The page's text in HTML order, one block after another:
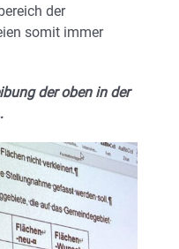
der
somit immer
der oben in der